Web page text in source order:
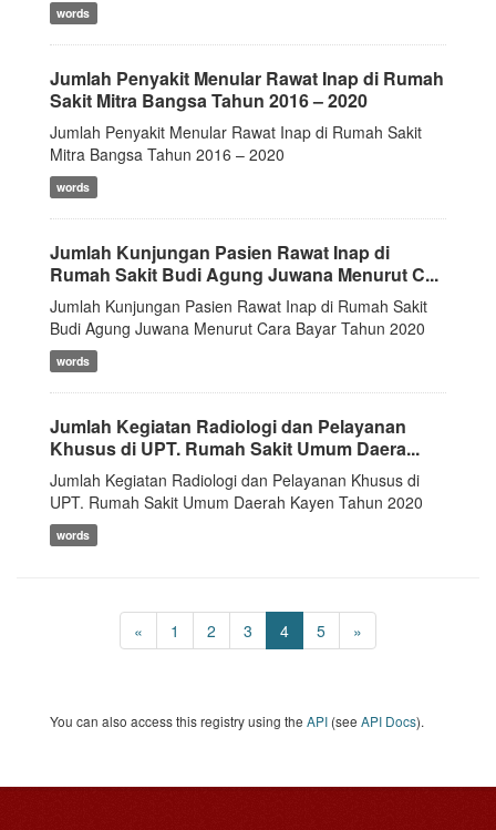
words
Jumlah Penyakit Menular Rawat Inap di Rumah
Sakit Mitra Bangsa Tahun 2016 – 2020
Jumlah Penyakit Menular Rawat Inap di Rumah Sakit
Mitra Bangsa Tahun 2016 – 2020
words
Jumlah Kunjungan Pasien Rawat Inap di
Rumah Sakit Budi Agung Juwana Menurut C...
Jumlah Kunjungan Pasien Rawat Inap di Rumah Sakit
Budi Agung Juwana Menurut Cara Bayar Tahun 2020
words
Jumlah Kegiatan Radiologi dan Pelayanan
Khusus di UPT. Rumah Sakit Umum Daera...
Jumlah Kegiatan Radiologi dan Pelayanan Khusus di
UPT. Rumah Sakit Umum Daerah Kayen Tahun 2020
words
« 1 2 3 4 5 »
You can also access this registry using the API (see API Docs).